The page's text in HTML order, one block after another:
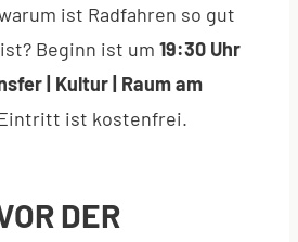
ist Radfahren so gut
Beginn ist um 19:30 Uhr
| Kultur | Raum am
ist kostenfrei.
DER